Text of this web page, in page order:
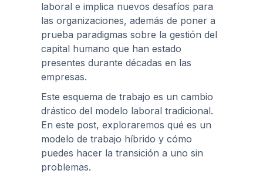
laboral e implica nuevos desafíos para
las organizaciones, además de poner a
prueba paradigmas sobre la gestión del
capital humano que han estado
presentes durante décadas en las
empresas.
Este esquema de trabajo es un cambio
drástico del modelo laboral tradicional.
En este post, exploraremos qué es un
modelo de trabajo híbrido y cómo
puedes hacer la transición a uno sin
problemas.